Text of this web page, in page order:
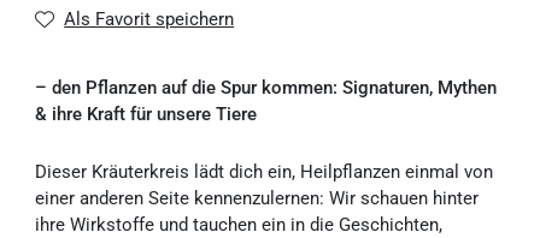
Als Favorit speichern
– den Pflanzen auf die Spur kommen: Signaturen, Mythen
& ihre Kraft für unsere Tiere
Dieser Kräuterkreis lädt dich ein, Heilpflanzen einmal von
einer anderen Seite kennenzulernen: Wir schauen hinter
ihre Wirkstoffe und tauchen ein in die Geschichten,